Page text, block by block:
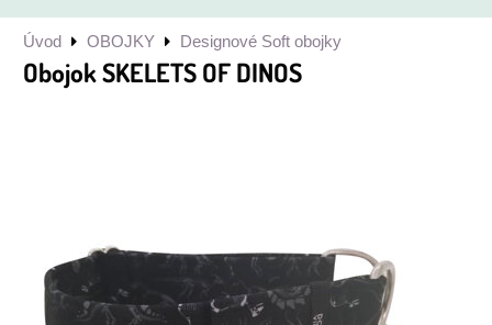
Úvod OBOJKY Designové Soft obojky
Obojok SKELETS OF DINOS